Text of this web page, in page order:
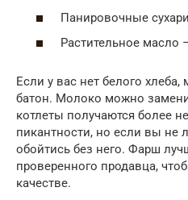
Панировочные
Растительное масло
Если у вас нет белого
батон. Молоко можно
котлеты получаются более
пикантности, но если вы не
обойтись без него. Фарш
проверенного продавца,
качестве.